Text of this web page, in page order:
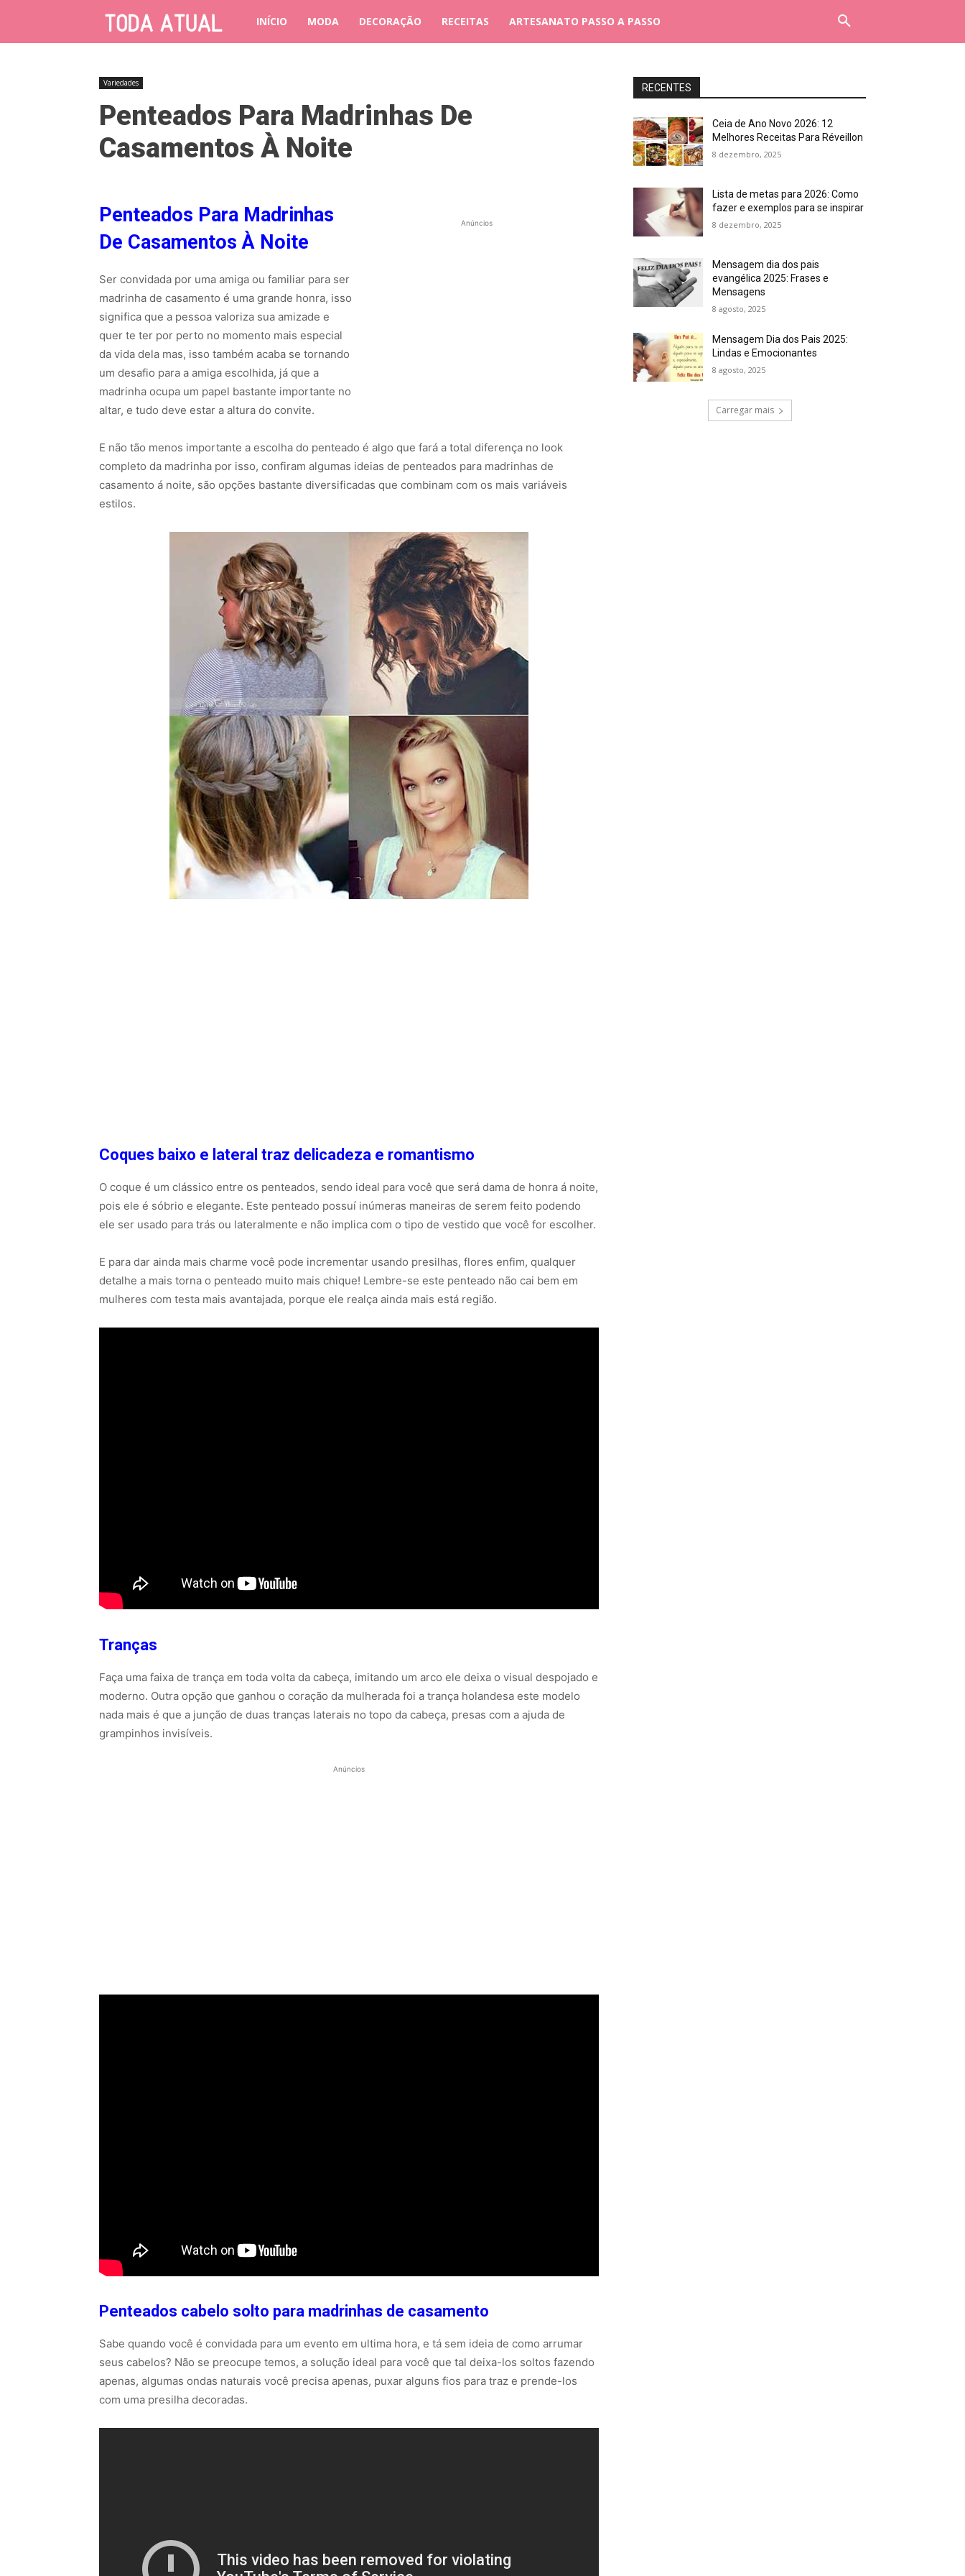
INÍCIO MODA DECORAÇÃO RECEITAS ARTESANATO PASSO A PASSO
Variedades
Penteados Para Madrinhas De
Casamentos À Noite
Anúncios
Penteados Para Madrinhas
De Casamentos À Noite
Ser convidada por uma amiga ou familiar para ser
madrinha de casamento é uma grande honra, isso
significa que a pessoa valoriza sua amizade e
quer te ter por perto no momento mais especial
da vida dela mas, isso também acaba se tornando
um desafio para a amiga escolhida, já que a
madrinha ocupa um papel bastante importante no
altar, e tudo deve estar a altura do convite.
E não tão menos importante a escolha do penteado é algo que fará a total diferença no look
completo da madrinha por isso, confiram algumas ideias de penteados para madrinhas de
casamento á noite, são opções bastante diversificadas que combinam com os mais variáveis
estilos.
Coques baixo e lateral traz delicadeza e romantismo
O coque é um clássico entre os penteados, sendo ideal para você que será dama de honra á noite,
pois ele é sóbrio e elegante. Este penteado possuí inúmeras maneiras de serem feito podendo
ele ser usado para trás ou lateralmente e não implica com o tipo de vestido que você for escolher.
E para dar ainda mais charme você pode incrementar usando presilhas, flores enfim, qualquer
detalhe a mais torna o penteado muito mais chique! Lembre-se este penteado não cai bem em
mulheres com testa mais avantajada, porque ele realça ainda mais está região.
Tranças
Faça uma faixa de trança em toda volta da cabeça, imitando um arco ele deixa o visual despojado e
moderno. Outra opção que ganhou o coração da mulherada foi a trança holandesa este modelo
nada mais é que a junção de duas tranças laterais no topo da cabeça, presas com a ajuda de
grampinhos invisíveis.
Anúncios
Penteados cabelo solto para madrinhas de casamento
Sabe quando você é convidada para um evento em ultima hora, e tá sem ideia de como arrumar
seus cabelos? Não se preocupe temos, a solução ideal para você que tal deixa-los soltos fazendo
apenas, algumas ondas naturais você precisa apenas, puxar alguns fios para traz e prende-los
com uma presilha decoradas.
RECENTES
Ceia de Ano Novo 2026: 12
Melhores Receitas Para Réveillon
8 dezembro, 2025
Lista de metas para 2026: Como
fazer e exemplos para se inspirar
8 dezembro, 2025
Mensagem dia dos pais
evangélica 2025: Frases e
Mensagens
8 agosto, 2025
Mensagem Dia dos Pais 2025:
Lindas e Emocionantes
8 agosto, 2025
Carregar mais